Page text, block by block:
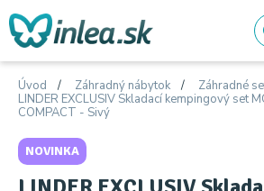
Úvod Záhradný nábytok
Záhradné
LINDER EXCLUSIV Skladací kempingový set
COMPACT - Sivý
NOVINKA